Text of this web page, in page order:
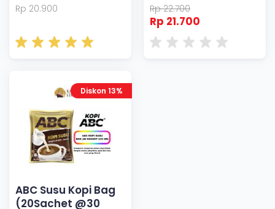
Rp 20.900 Rp 22.700
Rp 21.700
Diskon 13%
ABC Susu Kopi Bag
(20Sachet @30